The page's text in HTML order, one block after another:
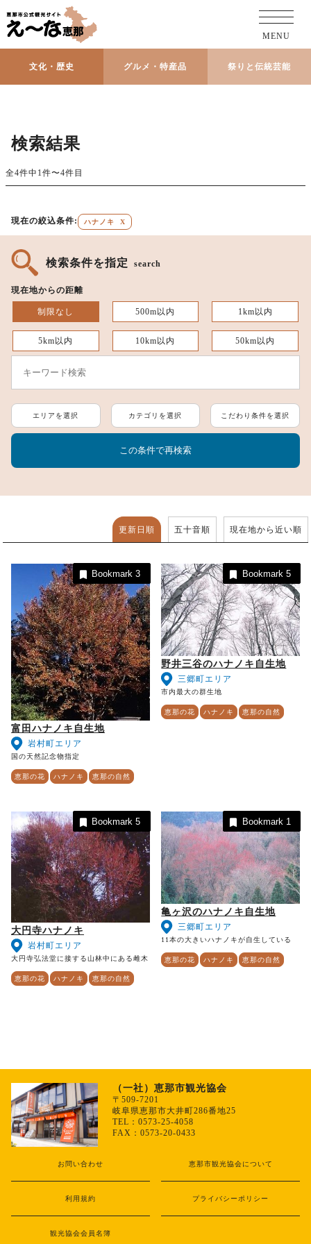
文化・歴史 グルメ・特産品 祭りと伝統芸能
MENU
検索結果
全4件中1件〜4件目
富田ハナノキ自生地
岩村町エリア
国の天然記念物指定
恵那の花 ハナノキ 恵那の自然
Bookmark3
野井三谷のハナノキ自生地
三郷町エリア
市内最大の群生地
恵那の花 ハナノキ 恵那の自然
Bookmark 5
大円寺ハナノキ
岩村町エリア
大円寺弘法堂に接する山林中にある雌木
恵那の花 ハナノキ 恵那の自然
Bookmark5
亀ヶ沢のハナノキ自生地
三郷町エリア
11本の大きいハナノキが自生している
恵那の花 ハナノキ 恵那の自然
Bookmark 1
現在の絞込条件: ハナノキ X
検索条件を指定 search
現在地からの距離
制限なし 500m以内 1km以内
5km以内 10km以内 50km以内
エリアを選択 カテゴリを選択 こだわり条件を選択
更新日順 五十音順 現在地から近い順
（一社）恵那市観光協会
〒509-7201
岐阜県恵那市大井町286番地25
TEL：0573-25-4058
FAX：0573-20-0433
お問い合わせ 恵那市観光協会について
利用規約 プライバシーポリシー
観光協会会員名簿